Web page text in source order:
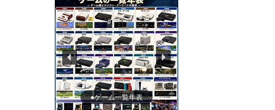
●ゲーム一覧年表